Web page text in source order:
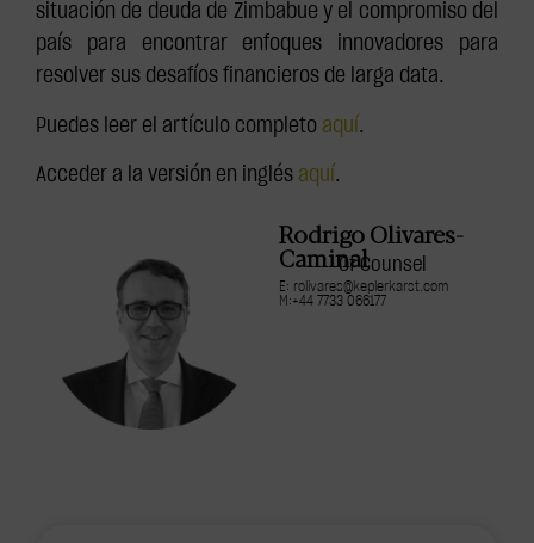
situación de deuda de Zimbabue y el compromiso del
país para encontrar enfoques innovadores para
resolver sus desafíos financieros de larga data.
Puedes leer el artículo completo aquí.
Acceder a la versión en inglés aquí.
Rodrigo Olivares-
CaminalOf Counsel
E: rolivares@keplerkarst.com
M:+44 7733 066177